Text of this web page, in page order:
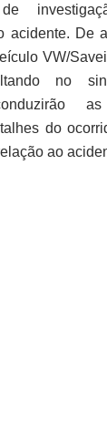
de
acidente. De
VW/
no
do
ao